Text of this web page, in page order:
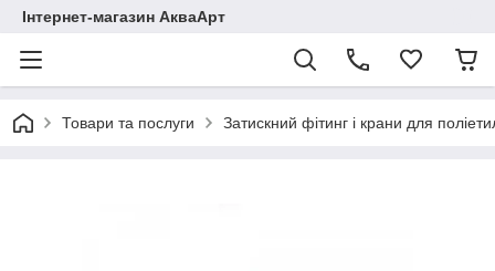
Інтернет-магазин АкваАрт
Товари та послуги Затискний фітинг і крани для